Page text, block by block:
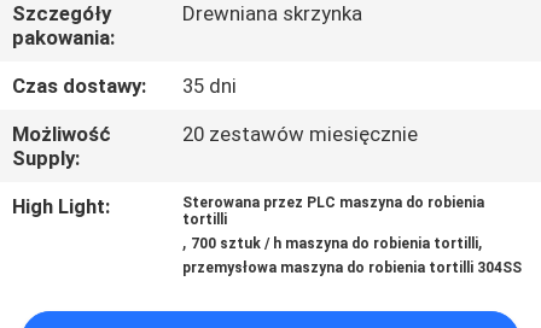
KONTROLA
JAKOŚCI
SKONTAKTUJ
SIĘ
Szczegóły
pakowania:
Drewniana skrzynka
Czas dostawy:
35 dni
Możliwość
Supply:
20 zestawów miesięcznie
High Light:
Sterowana przez PLC maszyna do robienia
tortilli
, 700 sztuk / h maszyna do robienia tortilli,
przemysłowa maszyna do robienia tortilli 304SS